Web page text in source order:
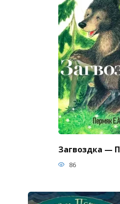
Загвоздка —
86